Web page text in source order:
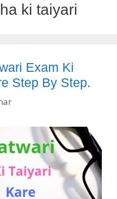
ki taiyari
Exam Ki
Step By Step.